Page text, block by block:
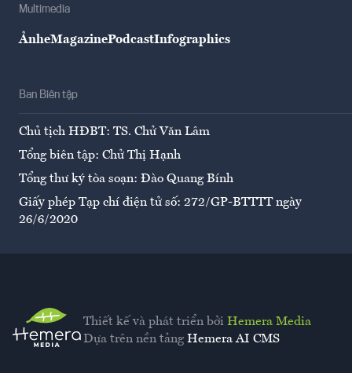
Multimedia
ẢnheMagazinePodcastInfographics
Ban Biên tập
Chủ tịch HĐBT: TS. Chử Văn Lâm
Tổng biên tập: Chử Thị Hạnh
Tổng thư ký tòa soạn: Đào Quang Bính
Giấy phép Tạp chí điện tử số: 272/GP-BTTTT ngày
26/6/2020
Thiết kế và phát triển bởi Hemera Media
Dựa trên nền tảng Hemera AI CMS